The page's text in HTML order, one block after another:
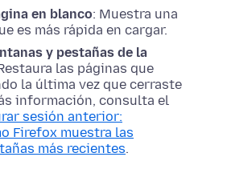
en blanco: Muestra una
es más rápida en cargar.
y pestañas de la
las páginas que
la última vez que cerraste
información, consulta el
sesión anterior:
Firefox muestra las
más recientes.